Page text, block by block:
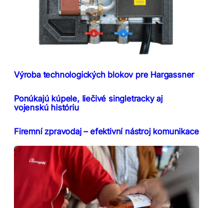
Výroba technologických blokov pre Hargassner
Ponúkajú kúpele, liečivé singletracky aj
vojenskú históriu
Firemní zpravodaj – efektivní nástroj komunikace